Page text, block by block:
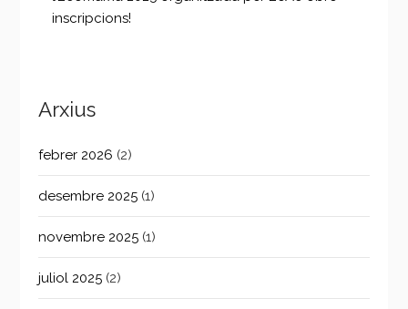
inscripcions!
Arxius
febrer 2026 (2)
desembre 2025 (1)
novembre 2025 (1)
juliol 2025 (2)